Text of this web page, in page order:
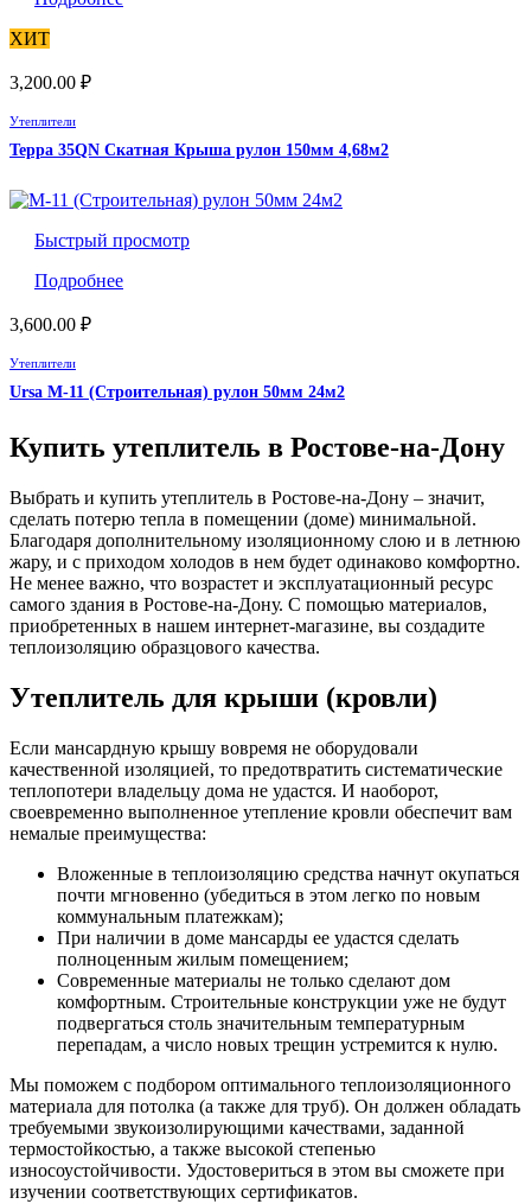
ХИТ
3,200.00 ₽
Утеплители
Teрpa 35QN Скатная Крыша рулон 150мм 4,68м2
Быстрый просмотр
Подробнее
3,600.00 ₽
Утеплители
Ursa М-11 (Строительная) рулон 50мм 24м2
Купить утеплитель в Ростове-на-Дону
Выбрать и купить утеплитель в Ростове-на-Дону – значит,
сделать потерю тепла в помещении (доме) минимальной.
Благодаря дополнительному изоляционному слою и в летнюю
жару, и с приходом холодов в нем будет одинаково комфортно.
Не менее важно, что возрастет и эксплуатационный ресурс
самого здания в Ростове-на-Дону. С помощью материалов,
приобретенных в нашем интернет-магазине, вы создадите
теплоизоляцию образцового качества.
Утеплитель для крыши (кровли)
Если мансардную крышу вовремя не оборудовали
качественной изоляцией, то предотвратить систематические
теплопотери владельцу дома не удастся. И наоборот,
своевременно выполненное утепление кровли обеспечит вам
немалые преимущества:
Вложенные в теплоизоляцию средства начнут окупаться
почти мгновенно (убедиться в этом легко по новым
коммунальным платежкам);
При наличии в доме мансарды ее удастся сделать
полноценным жилым помещением;
Современные материалы не только сделают дом
комфортным. Строительные конструкции уже не будут
подвергаться столь значительным температурным
перепадам, а число новых трещин устремится к нулю.
Мы поможем с подбором оптимального теплоизоляционного
материала для потолка (а также для труб). Он должен обладать
требуемыми звукоизолирующими качествами, заданной
термостойкостью, а также высокой степенью
износоустойчивости. Удостовериться в этом вы сможете при
изучении соответствующих сертификатов.